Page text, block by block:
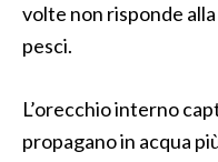
volte non risponde
pesci.
L’orecchio interno
propagano in acqua